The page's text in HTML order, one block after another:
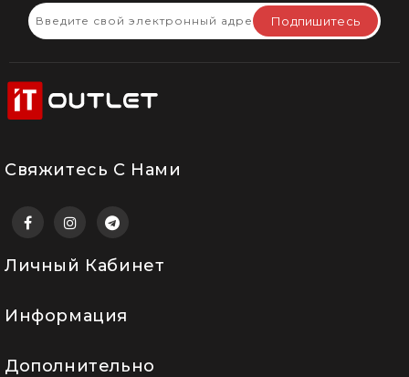
Подпишитесь
Свяжитесь С Нами
Личный Кабинет
Информация
Дополнительно